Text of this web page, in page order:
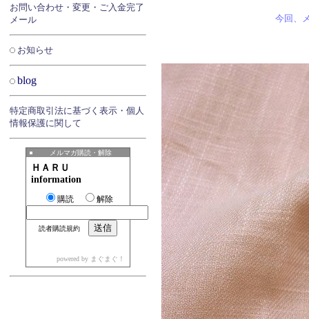
お問い合わせ・変更・ご入金完了
メール
お知らせ
blog
特定商取引法に基づく表示・個人
情報保護に関して
メルマガ購読・解除
ＨＡＲＵ
information
購読 解除
読者購読規約
powered by まぐまぐ！
今回、